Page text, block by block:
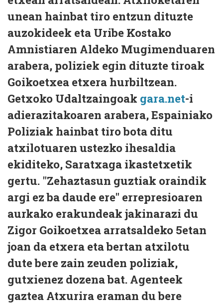
unean hainbat tiro entzun dituzte
auzokideek eta Uribe Kostako
Amnistiaren Aldeko Mugimenduaren
arabera, poliziek egin dituzte tiroak
Goikoetxea etxera hurbiltzean.
Getxoko Udaltzaingoak gara.net-i
adierazitakoaren arabera, Espainiako
Poliziak hainbat tiro bota ditu
atxilotuaren ustezko ihesaldia
ekiditeko, Saratxaga ikastetxetik
gertu. "Zehaztasun guztiak oraindik
argi ez ba daude ere" errepresioaren
aurkako erakundeak jakinarazi du
Zigor Goikoetxea arratsaldeko 5etan
joan da etxera eta bertan atxilotu
dute bere zain zeuden poliziak,
gutxienez dozena bat. Agenteek
gaztea Atxurira eraman du bere